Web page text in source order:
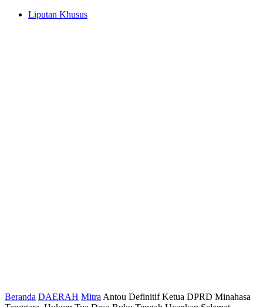
Liputan Khusus
Beranda DAERAH Mitra Antou Definitif Ketua DPRD Minahasa